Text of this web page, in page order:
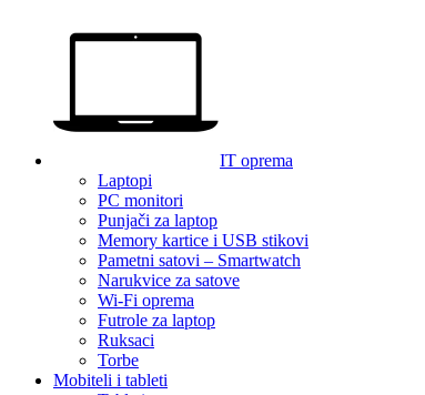
IT oprema
Laptopi
PC monitori
Punjači za laptop
Memory kartice i USB stikovi
Pametni satovi – Smartwatch
Narukvice za satove
Wi-Fi oprema
Futrole za laptop
Ruksaci
Torbe
Mobiteli i tableti